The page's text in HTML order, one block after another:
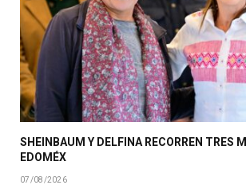
SHEINBAUM Y DELFINA RECORREN TRES
EDOMÉX
07/08/2026